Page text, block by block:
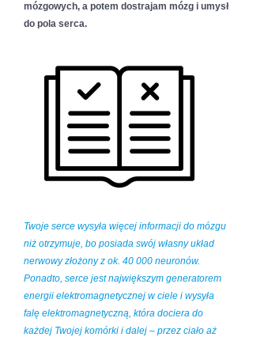
mózgowych, a potem dostrajam mózg i umysł
do pola serca.
Twoje serce wysyła więcej informacji do mózgu
niż otrzymuje, bo posiada swój własny układ
nerwowy złożony z ok. 40 000 neuronów.
Ponadto, serce jest największym generatorem
energii elektromagnetycznej w ciele i wysyła
falę elektromagnetyczną, która dociera do
każdej Twojej komórki i dalej – przez ciało aż